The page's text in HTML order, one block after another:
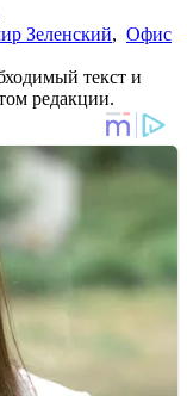
Зеленский, Офис
текст и
редакции.